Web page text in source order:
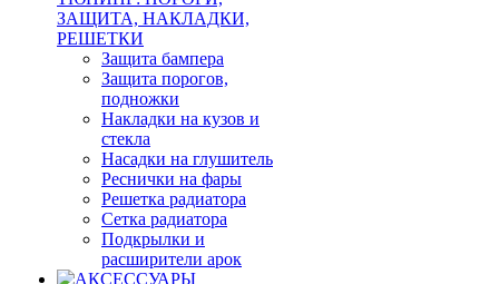
ЗАЩИТА, НАКЛАДКИ,
РЕШЕТКИ
Защита бампера
Защита порогов,
подножки
Накладки на кузов и
стекла
Насадки на глушитель
Реснички на фары
Решетка радиатора
Сетка радиатора
Подкрылки и
расширители арок